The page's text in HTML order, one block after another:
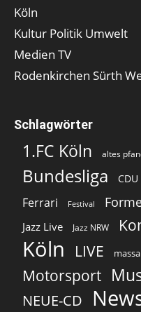
Köln
Kultur Politik Umwelt
Medien TV
Rodenkirchen Sürth
Schlagwörter
1.FC Köln altes
Bundesliga CDU
Ferrari Festival
Jazz Live Jazz NRW
Köln LIVE massa
Motorsport
NEUE-CD